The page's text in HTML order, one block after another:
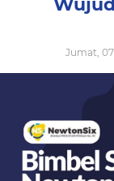
Jumat,